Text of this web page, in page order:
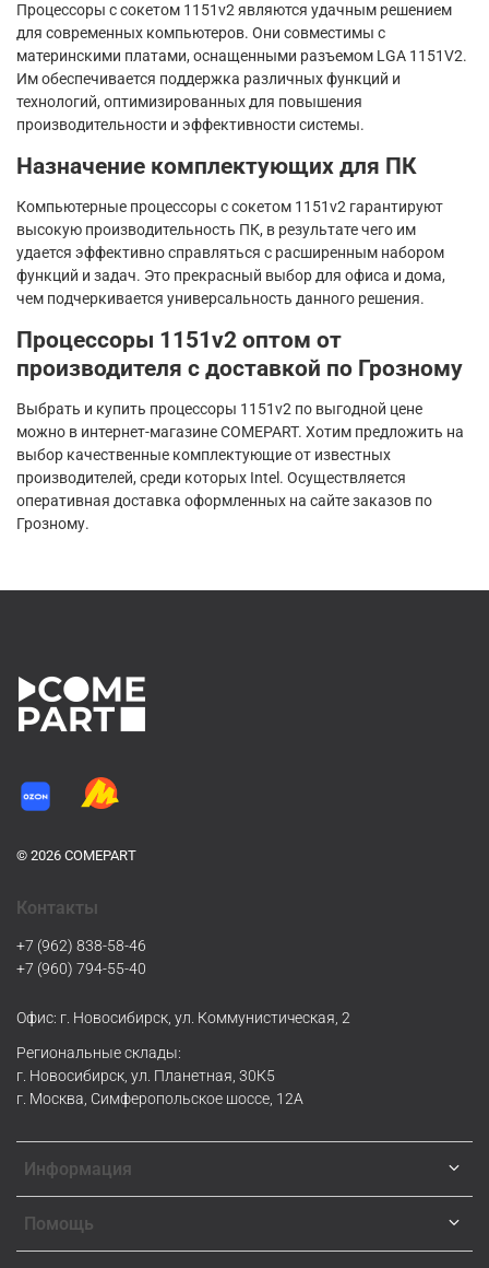
Процессоры с сокетом 1151v2 являются удачным решением
для современных компьютеров. Они совместимы с
материнскими платами, оснащенными разъемом LGA 1151V2.
Им обеспечивается поддержка различных функций и
технологий, оптимизированных для повышения
производительности и эффективности системы.
Назначение комплектующих для ПК
Компьютерные процессоры с сокетом 1151v2 гарантируют
высокую производительность ПК, в результате чего им
удается эффективно справляться с расширенным набором
функций и задач. Это прекрасный выбор для офиса и дома,
чем подчеркивается универсальность данного решения.
Процессоры 1151v2 оптом от
производителя с доставкой по Грозному
Выбрать и купить процессоры 1151v2 по выгодной цене
можно в интернет-магазине COMEPART. Хотим предложить на
выбор качественные комплектующие от известных
производителей, среди которых Intel. Осуществляется
оперативная доставка оформленных на сайте заказов по
Грозному.
© 2026 COMEPART
Информация
Помощь
Контакты
+7 (962) 838-58-46
+7 (960) 794-55-40
Офис: г. Новосибирск, ул. Коммунистическая, 2
Региональные склады:
г. Новосибирск, ул. Планетная, 30К5
г. Москва, Симферопольское шоссе, 12А